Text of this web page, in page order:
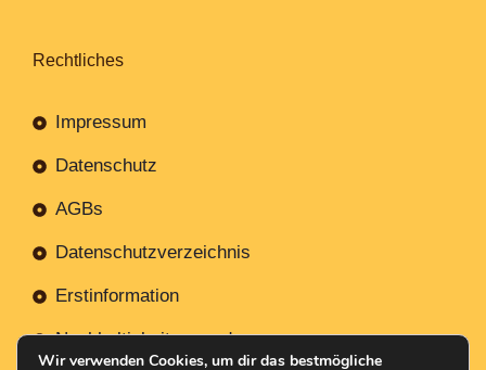
Rechtliches
Impressum
Datenschutz
AGBs
Datenschutzverzeichnis
Erstinformation
Nachhaltigkeitsverordnung
Wir verwenden Cookies, um dir das bestmögliche